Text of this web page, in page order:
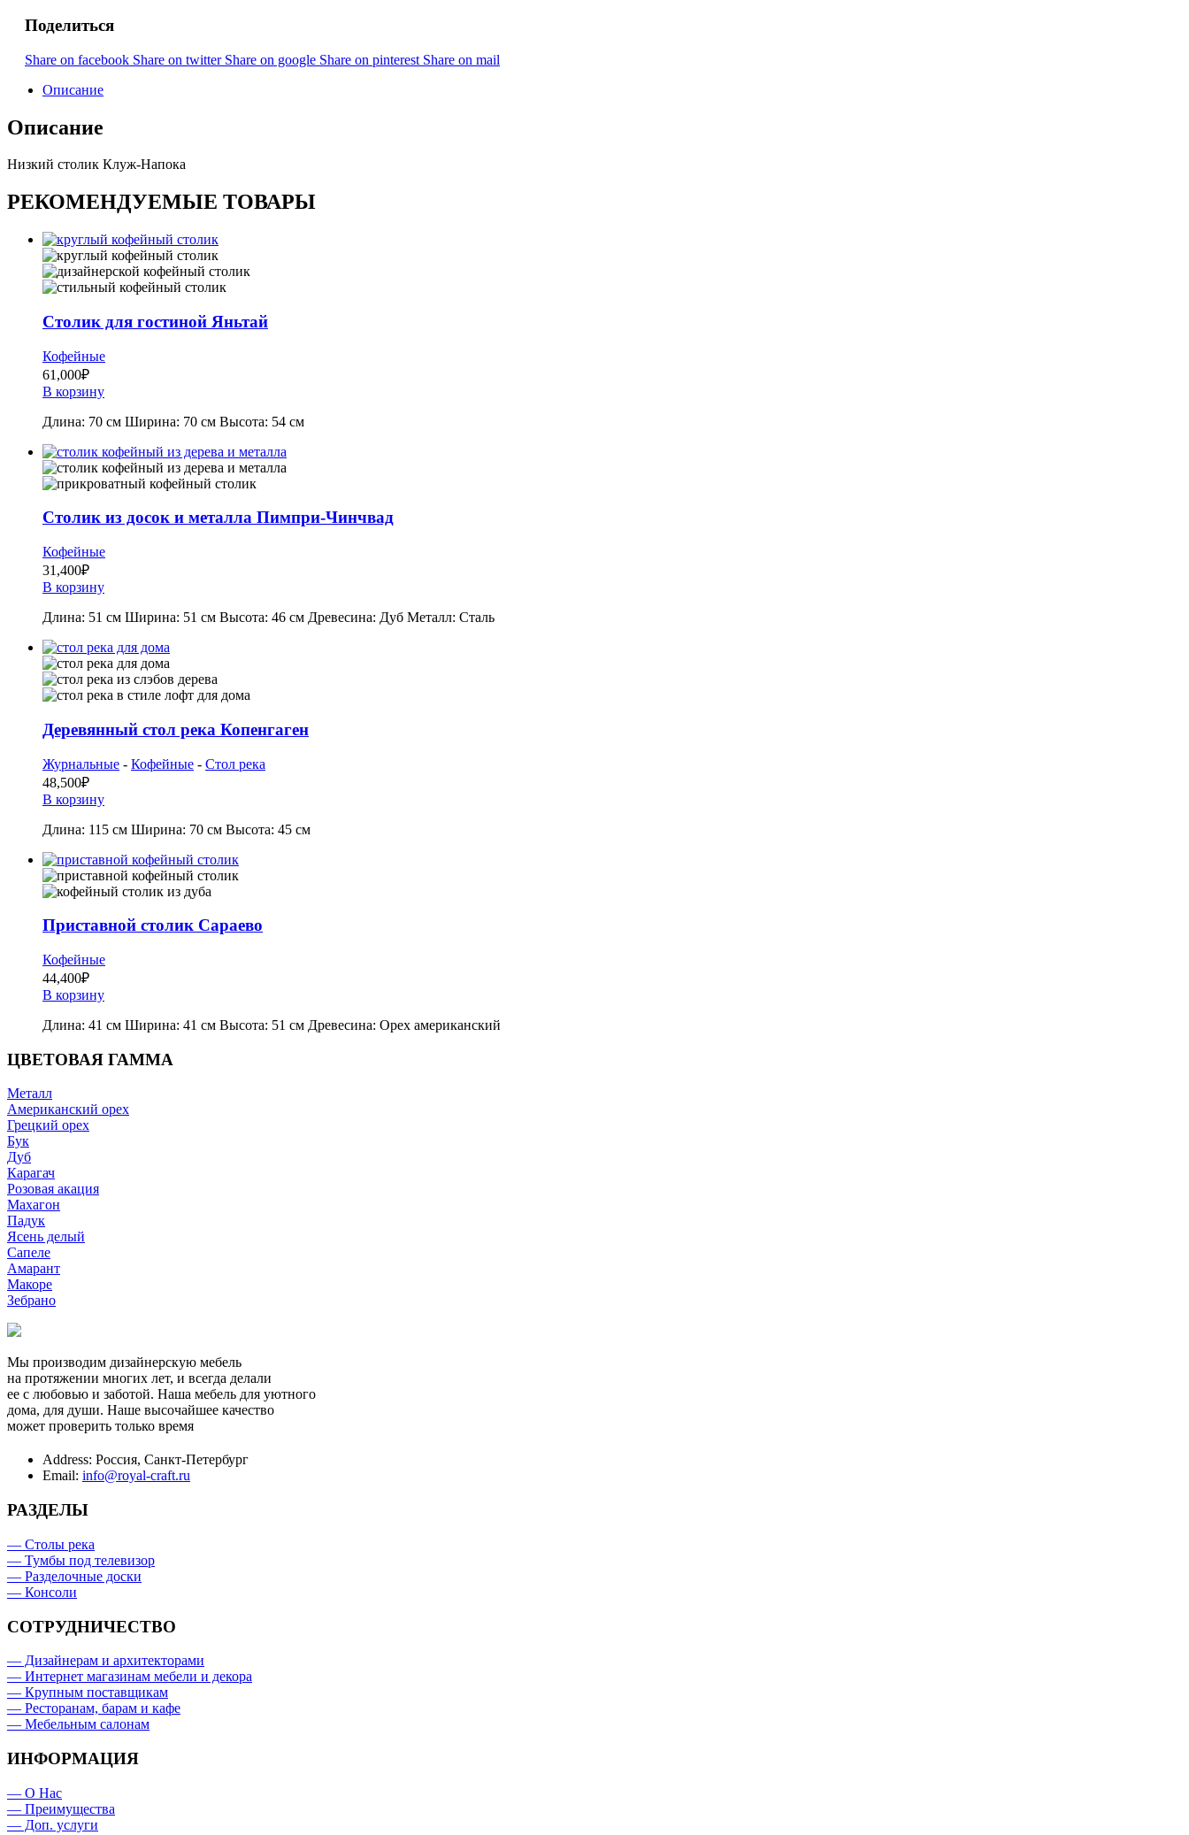
Поделиться
Share on facebook Share on twitter Share on google Share on pinterest Share on mail
Описание
Описание
Низкий столик Клуж-Напока
РЕКОМЕНДУЕМЫЕ ТОВАРЫ
Столик для гостиной Яньтай
Кофейные
61,000₽
В корзину
Длина: 70 см Ширина: 70 см Высота: 54 см
Столик из досок и металла Пимпри-Чинчвад
Кофейные
31,400₽
В корзину
Длина: 51 см Ширина: 51 см Высота: 46 см Древесина: Дуб Металл: Сталь
Деревянный стол река Копенгаген
Журнальные - Кофейные - Стол река
48,500₽
В корзину
Длина: 115 см Ширина: 70 см Высота: 45 см
Приставной столик Сараево
Кофейные
44,400₽
В корзину
Длина: 41 см Ширина: 41 см Высота: 51 см Древесина: Орех американский
ЦВЕТОВАЯ ГАММА
Металл
Американский орех
Грецкий орех
Бук
Дуб
Карагач
Розовая акация
Махагон
Падук
Ясень делый
Сапеле
Амарант
Макоре
Зебрано
Мы производим дизайнерскую мебель
на протяжении многих лет, и всегда делали
ее с любовью и заботой. Наша мебель для уютного
дома, для души. Наше высочайшее качество
может проверить только время
Address: Россия, Санкт-Петербург
Email: info@royal-craft.ru
РАЗДЕЛЫ
— Столы река
— Тумбы под телевизор
— Разделочные доски
— Консоли
СОТРУДНИЧЕСТВО
— Дизайнерам и архитекторами
— Интернет магазинам мебели и декора
— Крупным поставщикам
— Ресторанам, барам и кафе
— Мебельным салонам
ИНФОРМАЦИЯ
— О Нас
— Преимущества
— Доп. услуги